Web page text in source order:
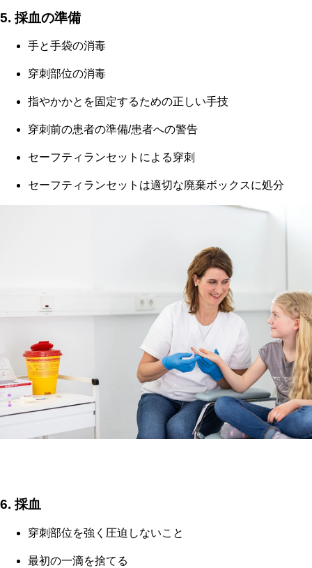
5. 採血の準備
手と手袋の消毒
穿刺部位の消毒
指やかかとを固定するための正しい手技
穿刺前の患者の準備/患者への警告
セーフティランセットによる穿刺
セーフティランセットは適切な廃棄ボックスに処分
6. 採血
穿刺部位を強く圧迫しないこと
最初の一滴を捨てる